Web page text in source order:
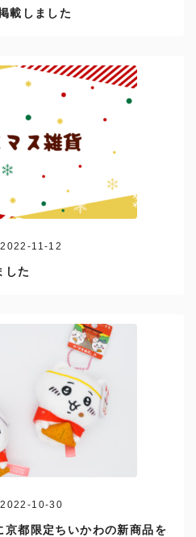
載しました
2022-11-12
した
2022-10-30
京都限定ちいかわの新商品を